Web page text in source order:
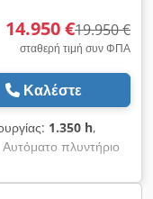
14.950 €19.950 €
σταθερή τιμή συν ΦΠΑ
Καλέστε
1.350 h,
Αυτόματο πλυντήριο
CS7010 ecoflex
δείτε